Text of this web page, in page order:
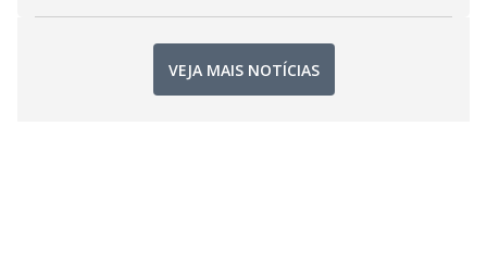
VEJA MAIS NOTÍCIAS